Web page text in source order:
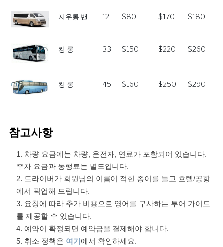
지우롱 밴 12 $80 $170 $180
킹 롱 33 $150 $220 $260
킹 롱 45 $160 $250 $290
참고사항
차량 요금에는 차량, 운전자, 연료가 포함되어 있습니다.
주차 요금과 통행료는 별도입니다.
드라이버가 회원님의 이름이 적힌 종이를 들고 호텔/공항
에서 픽업해 드립니다.
요청에 따라 추가 비용으로 영어를 구사하는 투어 가이드
를 제공할 수 있습니다.
예약이 확정되면 예약금을 결제해야 합니다.
취소 정책은 여기 에서 확인하세요.